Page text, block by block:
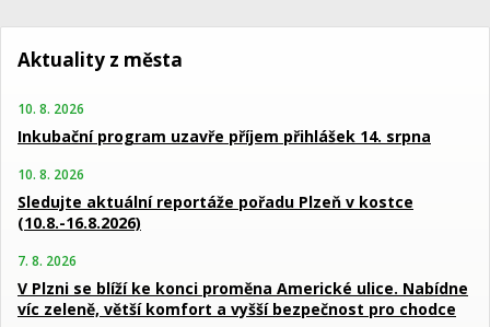
Aktuality z města
10. 8. 2026
Inkubační program uzavře příjem přihlášek 14. srpna
10. 8. 2026
Sledujte aktuální reportáže pořadu Plzeň v kostce
(10.8.-16.8.2026)
7. 8. 2026
V Plzni se blíží ke konci proměna Americké ulice. Nabídne
víc zeleně, větší komfort a vyšší bezpečnost pro chodce